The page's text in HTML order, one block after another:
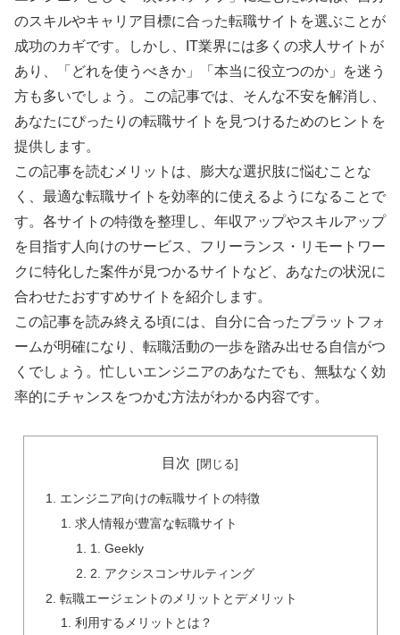
のスキルやキャリア目標に合った転職サイトを選ぶことが
成功のカギです。しかし、IT業界には多くの求人サイトが
あり、「どれを使うべきか」「本当に役立つのか」を迷う
方も多いでしょう。この記事では、そんな不安を解消し、
あなたにぴったりの転職サイトを見つけるためのヒントを
提供します。
この記事を読むメリットは、膨大な選択肢に悩むことな
く、最適な転職サイトを効率的に使えるようになることで
す。各サイトの特徴を整理し、年収アップやスキルアップ
を目指す人向けのサービス、フリーランス・リモートワー
クに特化した案件が見つかるサイトなど、あなたの状況に
合わせたおすすめサイトを紹介します。
この記事を読み終える頃には、自分に合ったプラットフォ
ームが明確になり、転職活動の一歩を踏み出せる自信がつ
くでしょう。忙しいエンジニアのあなたでも、無駄なく効
率的にチャンスをつかむ方法がわかる内容です。
目次
エンジニア向けの転職サイトの特徴
求人情報が豊富な転職サイト
1. Geekly
2. アクシスコンサルティング
転職エージェントのメリットとデメリット
利用するメリットとは？